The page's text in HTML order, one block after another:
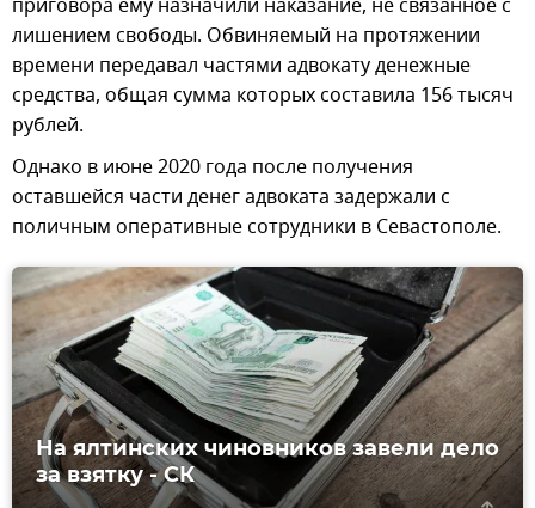
лишением свободы. Обвиняемый на протяжении
времени передавал частями адвокату денежные
средства, общая сумма которых составила 156 тысяч
рублей.
Однако в июне 2020 года после получения
оставшейся части денег адвоката задержали с
поличным оперативные сотрудники в Севастополе.
На ялтинских чиновников завели дело
за взятку - СК